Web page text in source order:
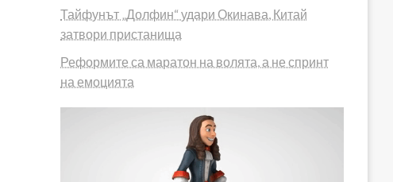
Тайфунът „Долфин“ удари Окинава, Китай
затвори пристанища
Реформите са маратон на волята, а не спринт
на емоцията